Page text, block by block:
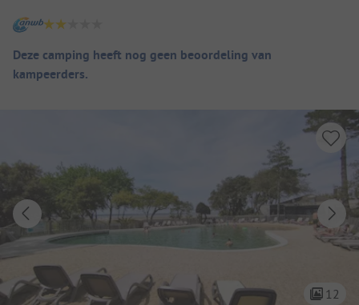
Camping overzicht
Deze camping heeft nog geen beoordeling van
kampeerders.
12